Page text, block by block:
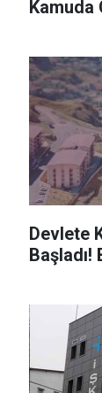
Kamuda
Devlete
Başladı!